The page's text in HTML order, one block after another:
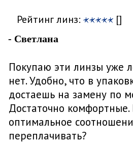
Рейтинг линз: []
- Светлана
Покупаю эти линзы уже
нет. Удобно, что в
достаешь на замену по
Достаточно комфортные.
оптимальное
переплачивать?